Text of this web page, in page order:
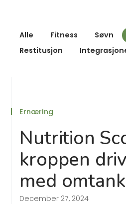
Alle Fitness Søvn
Restitusjon
Ernæring
Nutrition
kroppen
med
December 27, 2024